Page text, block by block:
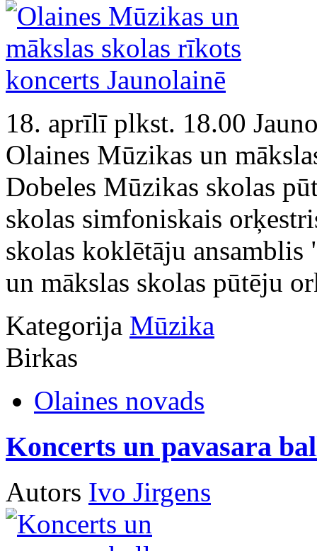
18. aprīlī plkst. 18.00
Olaines Mūzikas un
Dobeles Mūzikas skolas
skolas simfoniskais
skolas koklētāju
un mākslas skolas pūtēju
Kategorija Mūzika
Birkas
Olaines novads
Koncerts un pavasara
Autors Ivo Jirgens